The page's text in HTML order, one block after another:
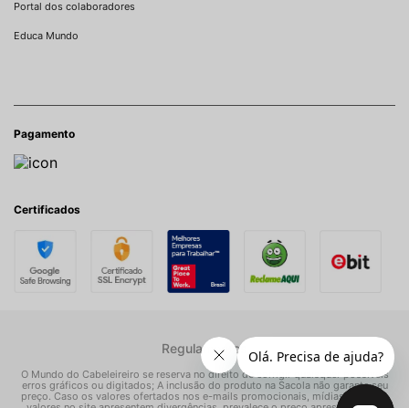
Portal dos colaboradores
Educa Mundo
Pagamento
Certificados
Regulamentos
O Mundo do Cabeleireiro se reserva no direito de corrigir quaisquer possíveis
erros gráficos ou digitados; A inclusão do produto na Sacola não garante seu
preço. Caso os valores ofertados nos e-mails promocionais, mídias sociais e